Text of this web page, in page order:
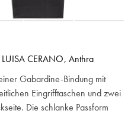
CERANO, Anthra
Gabardine-Bindung mit
Eingrifftaschen und zwei
Die schlanke Passform